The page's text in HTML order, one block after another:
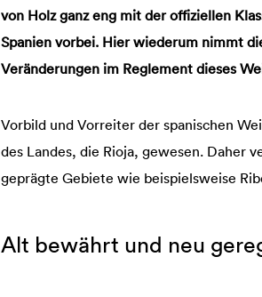
von Holz ganz eng mit der offiziellen
Spanien vorbei. Hier wiederum nimmt
Veränderungen im Reglement dieses
Vorbild und Vorreiter der spanischen
des Landes, die Rioja, gewesen. Daher
geprägte Gebiete wie beispielsweise
Alt bewährt und neu